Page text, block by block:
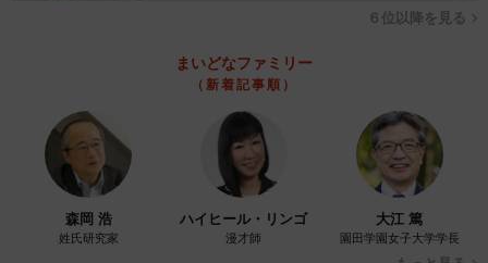
６位以降を見る
まいどなファミリー
（新着記事順）
森岡 浩
姓氏研究家
ハイヒール・リンゴ
漫才師
大江 篤
園田学園女子大学学長